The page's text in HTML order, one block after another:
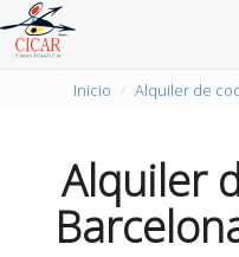
Inicio Alquiler de
Alquiler